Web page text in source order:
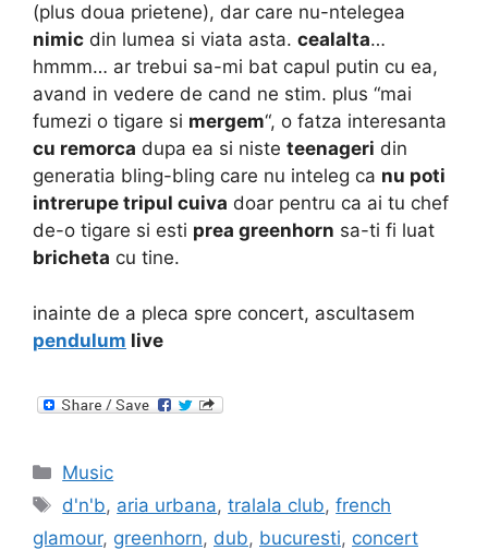
(plus doua prietene), dar care nu-ntelegea
nimic din lumea si viata asta. cealalta…
hmmm… ar trebui sa-mi bat capul putin cu ea,
avand in vedere de cand ne stim. plus “mai
fumezi o tigare si mergem“, o fatza interesanta
cu remorca dupa ea si niste teenageri din
generatia bling-bling care nu inteleg ca nu poti
intrerupe tripul cuiva doar pentru ca ai tu chef
de-o tigare si esti prea greenhorn sa-ti fi luat
bricheta cu tine.
inainte de a pleca spre concert, ascultasem
pendulum live
Categories
Music
Tags
d'n'b, aria urbana,tralala club,french
glamour, greenhorn, dub, bucuresti, concert